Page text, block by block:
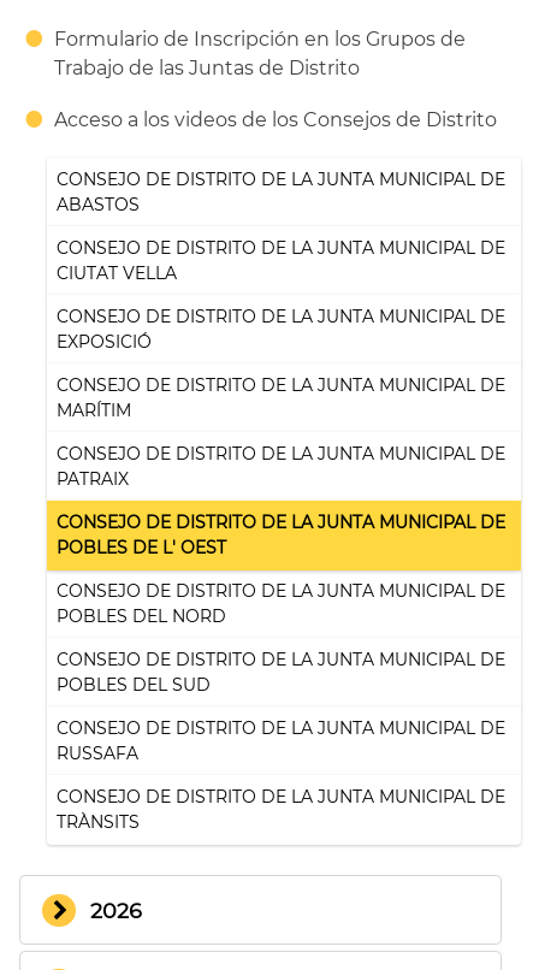
Formulario de Inscripción en los Grupos de
Trabajo de las Juntas de Distrito
Acceso a los videos de los Consejos de Distrito
CONSEJO DE DISTRITO DE LA JUNTA MUNICIPAL DE
ABASTOS
CONSEJO DE DISTRITO DE LA JUNTA MUNICIPAL DE
CIUTAT VELLA
CONSEJO DE DISTRITO DE LA JUNTA MUNICIPAL DE
EXPOSICIÓ
CONSEJO DE DISTRITO DE LA JUNTA MUNICIPAL DE
MARÍTIM
CONSEJO DE DISTRITO DE LA JUNTA MUNICIPAL DE
PATRAIX
CONSEJO DE DISTRITO DE LA JUNTA MUNICIPAL DE
POBLES DE L' OEST
CONSEJO DE DISTRITO DE LA JUNTA MUNICIPAL DE
POBLES DEL NORD
CONSEJO DE DISTRITO DE LA JUNTA MUNICIPAL DE
POBLES DEL SUD
CONSEJO DE DISTRITO DE LA JUNTA MUNICIPAL DE
RUSSAFA
CONSEJO DE DISTRITO DE LA JUNTA MUNICIPAL DE
TRÀNSITS
2026